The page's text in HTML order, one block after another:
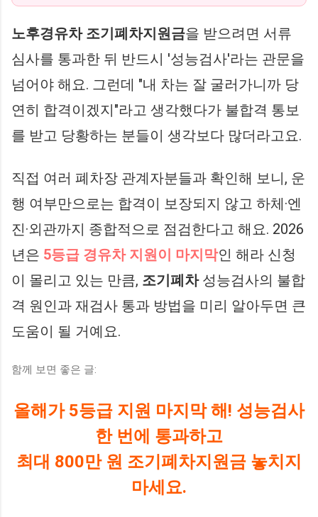
노후경유차 조기폐차지원금을 받으려면 서류
심사를 통과한 뒤 반드시 '성능검사'라는 관문을
넘어야 해요. 그런데 "내 차는 잘 굴러가니까 당
연히 합격이겠지"라고 생각했다가 불합격 통보
를 받고 당황하는 분들이 생각보다 많더라고요.
직접 여러 폐차장 관계자분들과 확인해 보니, 운
행 여부만으로는 합격이 보장되지 않고 하체·엔
진·외관까지 종합적으로 점검한다고 해요. 2026
년은 5등급 경유차 지원이 마지막인 해라 신청
이 몰리고 있는 만큼, 조기폐차성능검사의 불합
격 원인과 재검사 통과 방법을 미리 알아두면 큰
도움이 될 거예요.
함께 보면 좋은 글:
올해가 5등급 지원 마지막 해! 성능검사
한 번에 통과하고
최대 800만 원 조기폐차지원금 놓치지
마세요.